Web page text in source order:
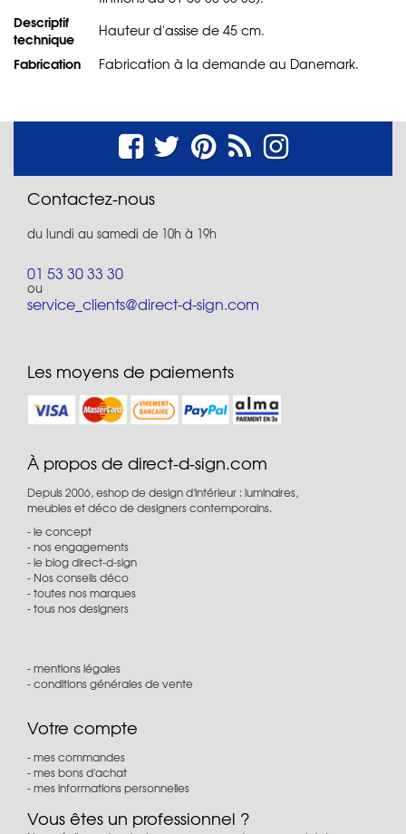
Descriptif
technique
Hauteur d'assise de 45 cm.
Fabrication Fabrication à la demande au Danemark.
Contactez-nous
du lundi au samedi de 10h à 19h
01 53 30 33 30
ou
service_clients@direct-d-sign.com
Les moyens de paiements
À propos de direct-d-sign.com
Depuis 2006, eshop de design d'intérieur : luminaires,
meubles et déco de designers contemporains.
le concept
nos engagements
le blog direct-d-sign
Nos conseils déco
toutes nos marques
tous nos designers
mentions légales
conditions générales de vente
Votre compte
mes commandes
mes bons d'achat
mes informations personnelles
Vous êtes un professionnel ?